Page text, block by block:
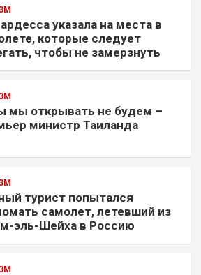
указала на места в
которые следует
чтобы не замерзнуть
мы открывать не будем –
министр Таиланда
турист попытался
самолет, летевший из
эль-Шейха в Россию